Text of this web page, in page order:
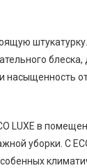
LUXE в
уборки. С